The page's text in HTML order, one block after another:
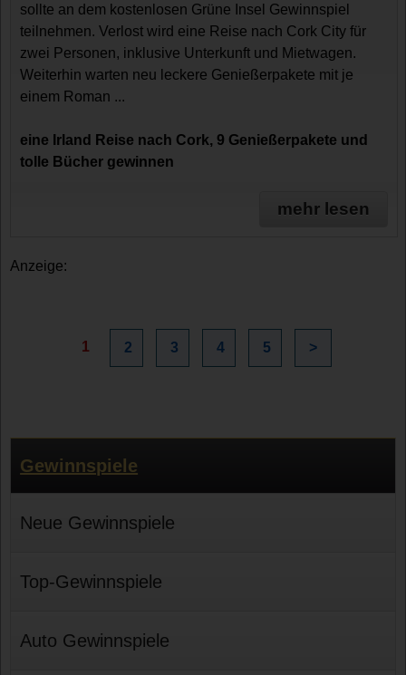
sollte an dem kostenlosen Grüne Insel Gewinnspiel
teilnehmen. Verlost wird eine Reise nach Cork City für
zwei Personen, inklusive Unterkunft und Mietwagen.
Weiterhin warten neu leckere Genießerpakete mit je
einem Roman ...
eine Irland Reise nach Cork, 9 Genießerpakete und
tolle Bücher gewinnen
mehr lesen
Anzeige:
1 2 3 4 5 >
Gewinnspiele
Neue Gewinnspiele
Top-Gewinnspiele
Auto Gewinnspiele